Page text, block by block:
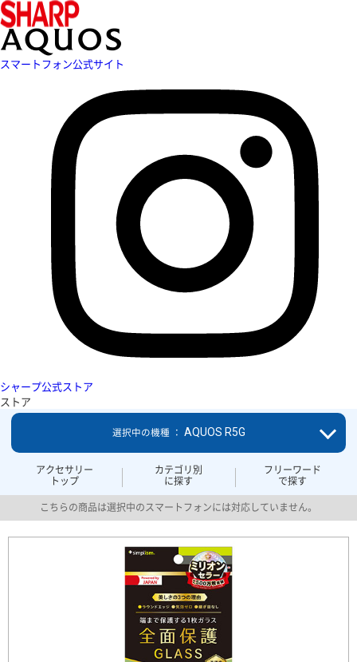
スマートフォン公式サイト
シャープ公式ストア
ストア
アクセサリー
トップ
カテゴリ別
に探す
フリーワード
で探す
選択中の機種 ： AQUOS R5G
こちらの商品は選択中のスマートフォンには対応していません。